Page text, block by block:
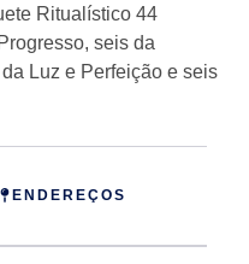
Ritualístico 44
seis da
Luz e Perfeição e seis
ENDEREÇOS